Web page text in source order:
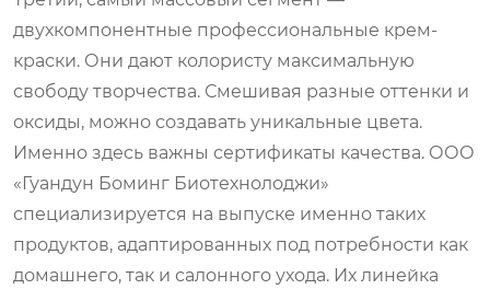
двухкомпонентные профессиональные крем-
краски. Они дают колористу максимальную
свободу творчества. Смешивая разные оттенки и
оксиды, можно создавать уникальные цвета.
Именно здесь важны сертификаты качества. ООО
«Гуандун Боминг Биотехнолоджи»
специализируется на выпуске именно таких
продуктов, адаптированных под потребности как
домашнего, так и салонного ухода. Их линейка